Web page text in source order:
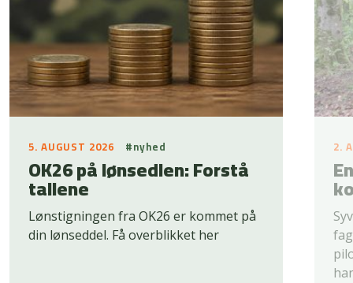
5. AUGUST 2026 #nyhed
OK26 på lønsedlen: Forstå
tallene
Lønstigningen fra OK26 er kommet på
din lønseddel. Få overblikket her
2.